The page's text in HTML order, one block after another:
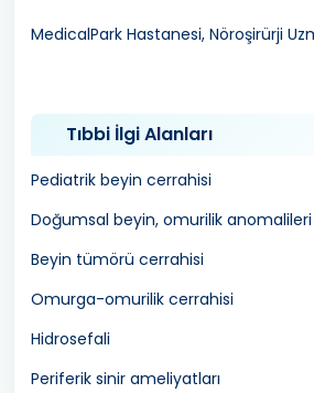
MedicalPark Hastanesi, Nöroşirürji
Tıbbi İlgi Alanları
Pediatrik beyin cerrahisi
Doğumsal beyin, omurilik
Beyin tümörü cerrahisi
Omurga-omurilik cerrahisi
Hidrosefali
Periferik sinir ameliyatları